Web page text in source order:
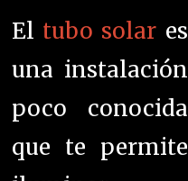
El tubo solar es
una instalación
poco conocida
que te permite